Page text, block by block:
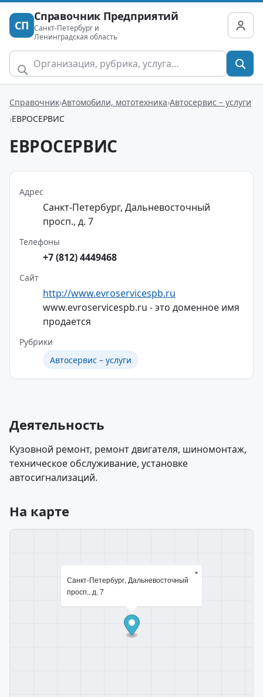
СП
Справочник Предприятий
Санкт-Петербург и
Ленинградская область
Справочник Автомобили, мототехника Автосервис – услуги
ЕВРОСЕРВИС
ЕВРОСЕРВИС
Адрес
Санкт-Петербург, Дальневосточный
просп., д. 7
Телефоны
+7 (812) 4449468
Сайт
http://www.evroservicespb.ru
www.evroservicespb.ru - это доменное имя
продается
Рубрики
Автосервис – услуги
Деятельность
Кузовной ремонт, ремонт двигателя, шиномонтаж,
техническое обслуживание, установке
автосигнализаций.
На карте
Санкт-Петербург, Дальневосточный
просп., д. 7
×